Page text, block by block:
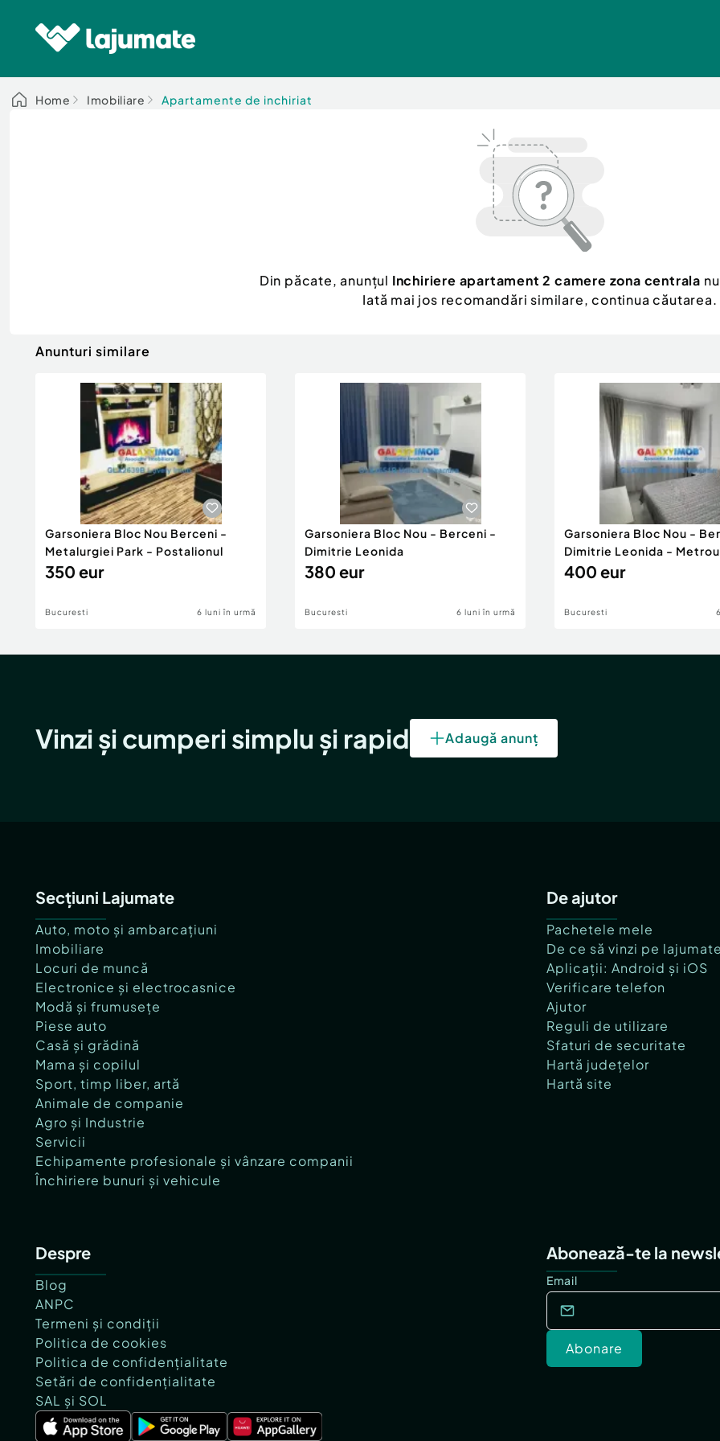
Home Imobiliare Apartamente de inchiriat
Din păcate, anunțul Inchiriere apartament 2 camere zona centrala
Iată mai jos recomandări similare, continua căutarea.
Anunturi similare
Garsoniera Bloc Nou Berceni -
Metalurgiei Park - Postalionul
350 eur
Bucuresti 6 luni în urmă
Garsoniera Bloc Nou - Berceni -
Dimitrie Leonida
380 eur
Bucuresti 6 luni în urmă
Garsoniera Bloc Nou -
Dimitrie Leonida -
400 eur
Bucuresti
Vinzi și cumperi simplu și rapid Adaugă anunț
Secțiuni Lajumate
Auto, moto și ambarcațiuni
Imobiliare
Locuri de muncă
Electronice și electrocasnice
Modă și frumusețe
Piese auto
Casă și grădină
Mama și copilul
Sport, timp liber, artă
Animale de companie
Agro și Industrie
Servicii
Echipamente profesionale și vânzare companii
Închiriere bunuri și vehicule
De ajutor
Pachetele mele
De ce să vinzi pe
Aplicații: Android și iOS
Verificare telefon
Ajutor
Reguli de utilizare
Sfaturi de securitate
Hartă județelor
Hartă site
Despre
Blog
ANPC
Termeni și condiții
Politica de cookies
Politica de confidențialitate
Setări de confidențialitate
SAL și SOL
Abonează-te la
Email
Abonare